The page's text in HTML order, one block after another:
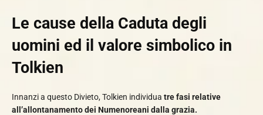
Le cause della Caduta degli
uomini ed il valore simbolico in
Tolkien
Innanzi a questo Divieto, Tolkien individua tre fasi relative
all’allontanamento dei Numenoreani dalla grazia.